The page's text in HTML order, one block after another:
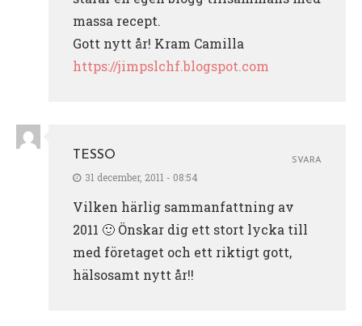
massa recept.
Gott nytt år! Kram Camilla
https://jimpslchf.blogspot.com
TESSO
31 december, 2011 - 08:54
Vilken härlig sammanfattning av
2011 🙂 Önskar dig ett stort lycka till
med företaget och ett riktigt gott,
hälsosamt nytt år!!
SVARA